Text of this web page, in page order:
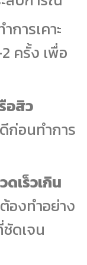
การเคาะ
ครั้ง เพื่อ
อสิว
ก่อนทำการ
เร็วเกิน
องทำอย่าง
ดเจน